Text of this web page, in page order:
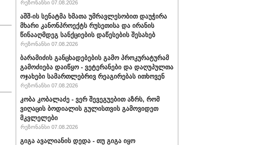
რეზონანსი 07.08.2026
აშშ-ის სენატმა ხმათა უმრავლესობით დაუჭირა
მხარი კანონპროექტს რუსეთისა და ირანის
წინააღმდეგ სანქციების დაწესების შესახებ
რეზონანსი 07.08.2026
ბარამიძის განცხადებების გამო პროკურატურამ
გამოძიება დაიწყო - ვეტერანები და დაღუპულთა
ოჯახები სამართლებრივ რეაგირებას ითხოვენ
რეზონანსი 07.08.2026
კობა კობალაძე - ვერ შევეგუებით აზრს, რომ
ვიღაცის ბოდიალის გულისთვის გამოვიდეთ
მკვლელები
რეზონანსი 07.08.2026
გიგა ავალიანის დედა - თუ გიგა იყო